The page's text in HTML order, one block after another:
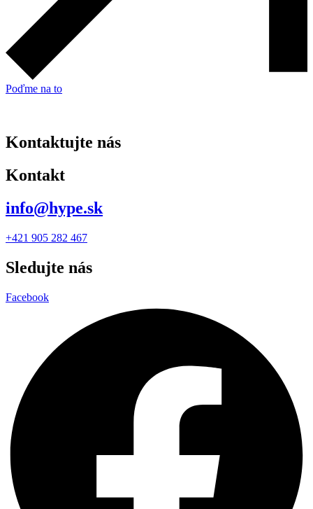
Poďme na to
Kontaktujte nás
Kontakt
info@hype.sk
+421 905 282 467
Sledujte nás
Facebook